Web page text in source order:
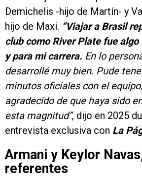
Demichelis -hijo de Martín- y
hijo de Maxi. “Viajar a Brasil
club como River Plate fue
y para mi carrera. En lo
desarrollé muy bien. Pude
minutos oficiales con el
agradecido de que haya sido
esta magnitud”, dijo en 2025
entrevista exclusiva con La
Armani y Keylor
referentes